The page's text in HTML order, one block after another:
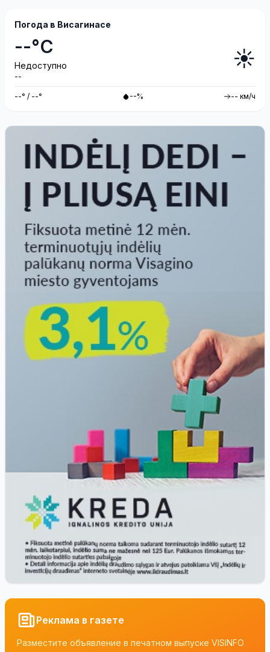
Погода в Висагинасе
--°C
Недоступно
--
☀️
--° / --° --% -- км/ч
Реклама в газете
Разместите объявление в печатном выпуске VISINFO